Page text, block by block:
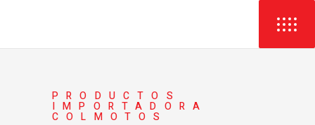
PRODUCTOS
IMPORTADORA
COLMOTOS